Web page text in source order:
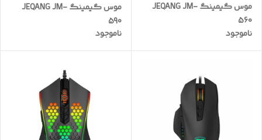
موس گیمینگ JEQANG JM-
560
ناموجود
موس گیمینگ JEQANG JM-
590
ناموجود